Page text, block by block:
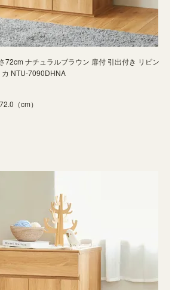
72cm ナチュラルブラウン 扉付 引出付き リビン
カ NTU-7090DHNA
（cm）